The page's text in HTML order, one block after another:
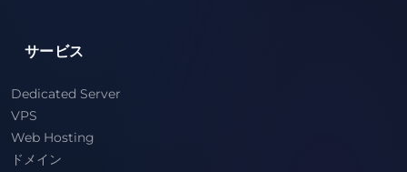
サービス
Dedicated Server
VPS
Web Hosting
ドメイン